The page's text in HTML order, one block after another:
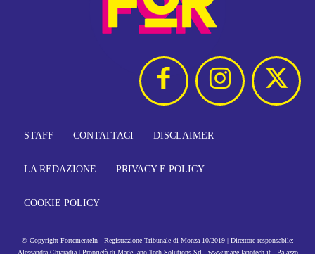
STAFF CONTATTACI DISCLAIMER
LA REDAZIONE PRIVACY E POLICY
COOKIE POLICY
© Copyright FortementeIn - Registrazione Tribunale di Monza 10/2019 | Direttore responsabile:
Alessandra Chiaradia | Proprietà di Magellano Tech Solutions Srl - www.magellanotech.it - Palazzo